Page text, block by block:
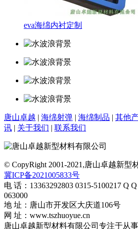
eva海绵内衬定制
唐山卓越 | 海绵射弹 | 海绵制品 | 其他
讯 | 关于我们 | 联系我们
© CopyRight 2001-2021,唐山卓越新型
冀ICP备2021005833号
电 话：13363292803 0315-5100217 Q Q
063000
地 址：唐山市开发区大庆道106号
网 址：www.tszhuoyue.cn
唐山卓越新型材料有限公司专注于从